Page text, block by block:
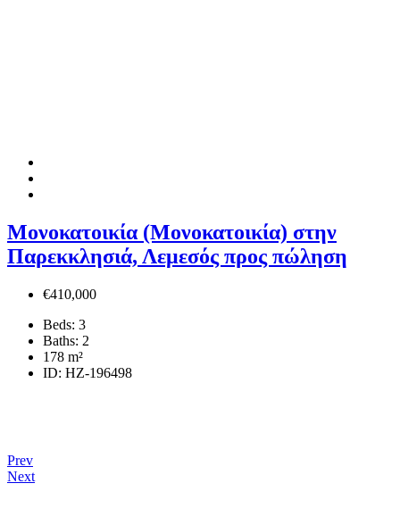
Μονοκατοικία (Μονοκατοικία) στην
Παρεκκλησιά, Λεμεσός προς πώληση
€410,000
Beds: 3
Baths: 2
178 m²
ID: HZ-196498
Prev
Next